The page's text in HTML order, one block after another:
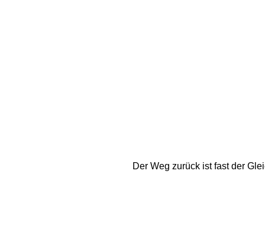
Der Weg zurück ist fast der